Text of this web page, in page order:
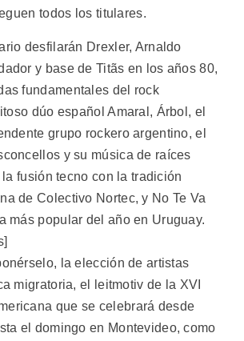
todos los titulares.
desfilarán Drexler, Arnaldo
y base de Titãs en los años 80,
fundamentales del rock
dúo español Amaral, Árbol, el
grupo rockero argentino, el
y su música de raíces
fusión tecno con la tradición
de Colectivo Nortec, y No Te Va
más popular del año en Uruguay.
la elección de artistas
migratoria, el leitmotiv de la XVI
que se celebrará desde
el domingo en Montevideo, como